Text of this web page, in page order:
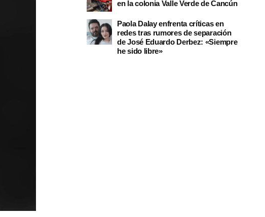
en la colonia Valle Verde de Cancún
Paola Dalay enfrenta críticas en
redes tras rumores de separación
de José Eduardo Derbez: «Siempre
he sido libre»